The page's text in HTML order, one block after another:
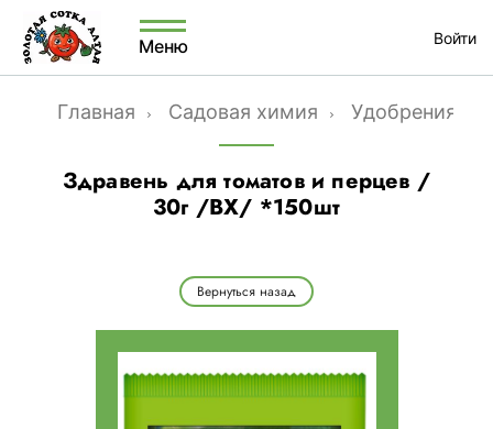
Меню Войти
Главная Садовая химия Удобрения
Здравень для томатов и перцев /
30г /ВХ/ *150шт
Вернуться назад